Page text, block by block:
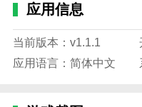
户提供未来天气预报
6、实时和晓各类不同
应用信息
当前版本：v1.1.1
应用语言：简体中文